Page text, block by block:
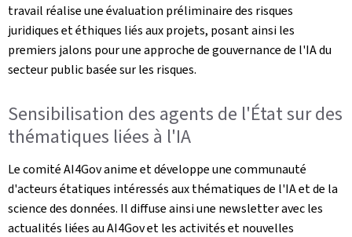
travail réalise une évaluation préliminaire des risques
juridiques et éthiques liés aux projets, posant ainsi les
premiers jalons pour une approche de gouvernance de l'IA du
secteur public basée sur les risques.
Sensibilisation des agents de l'État sur des
thématiques liées à l'IA
Le comité AI4Gov anime et développe une communauté
d'acteurs étatiques intéressés aux thématiques de l'IA et de la
science des données. Il diffuse ainsi une newsletter avec les
actualités liées au AI4Gov et les activités et nouvelles